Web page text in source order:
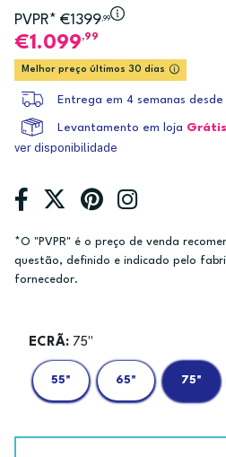
PVPR* €1399,99
1.099,99
Melhor preço últimos 30 dias
Entrega em 4 semanas desde
Levantamento em loja
ver disponibilidade
*O "PVPR" é o preço de venda
questão, definido e indicado pelo
fornecedor.
ECRÃ: 75"
55" 65" 75"